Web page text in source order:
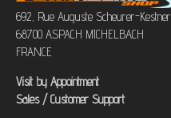
692, Rue Auguste Scheurer-Kestner
68700 ASPACH MICHELBACH
FRANCE
Visit by Appointment
Sales / Customer Support